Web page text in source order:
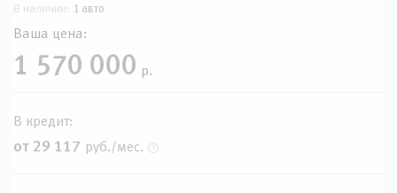
В наличии: 1 авто
Ваша цена:
1 570 000 р.
В кредит:
от 29 117 руб./мес.